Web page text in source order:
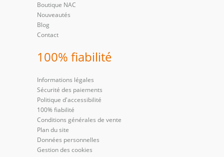
Boutique NAC
Nouveautés
Blog
Contact
100% fiabilité
Informations légales
Sécurité des paiements
Politique d'accessibilité
100% fiabilité
Conditions générales de vente
Plan du site
Données personnelles
Gestion des cookies